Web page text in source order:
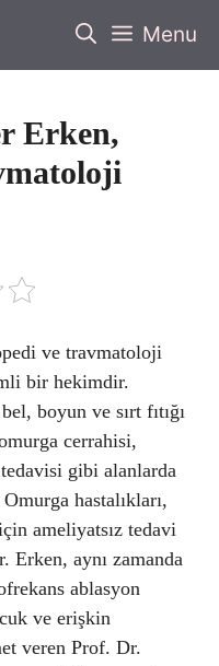
Menu
Erken,
ve travmatoloji
bir hekimdir.
boyun ve sırt fıtığı
cerrahisi,
gibi alanlarda
hastalıkları,
ameliyatsız tedavi
Erken, aynı zamanda
ablasyon
ve erişkin
veren Prof. Dr.